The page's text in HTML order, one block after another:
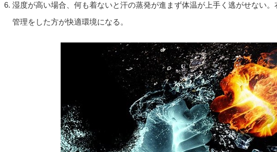
湿度が高い場合、何も着ないと汗の蒸発が進まず体温が上手く逃がせない
管理をした方が快適環境になる。